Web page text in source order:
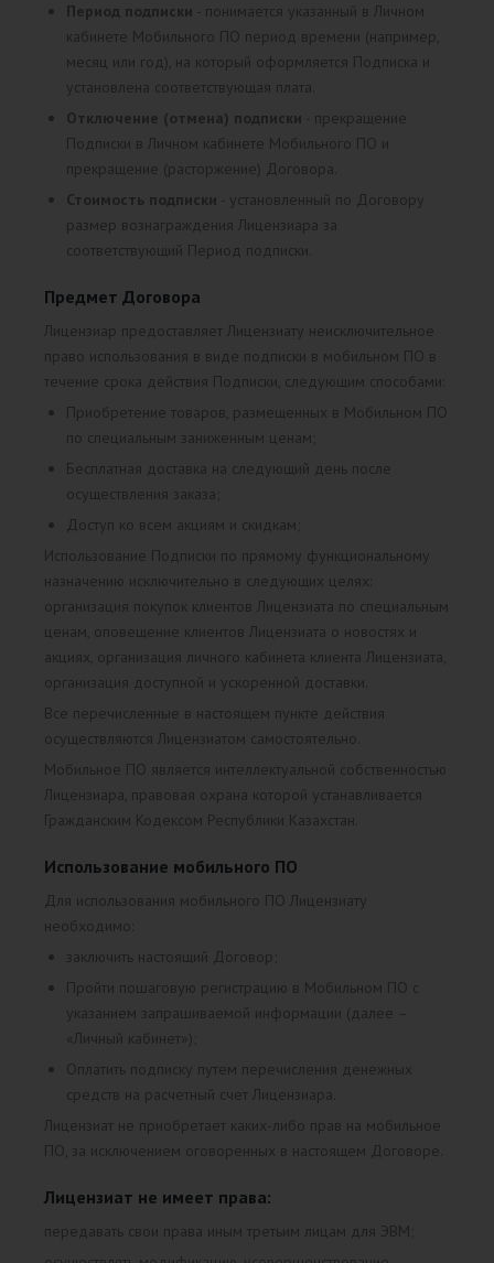
Период подписки - понимается указанный в Личном
кабинете Мобильного ПО период времени (например,
месяц или год), на который оформляется Подписка и
установлена соответствующая плата.
Отключение (отмена) подписки - прекращение
Подписки в Личном кабинете Мобильного ПО и
прекращение (расторжение) Договора.
Стоимость подписки - установленный по Договору
размер вознаграждения Лицензиара за
соответствующий Период подписки.
Предмет Договора
Лицензиар предоставляет Лицензиату неисключительное
право использования в виде подписки в мобильном ПО в
течение срока действия Подписки, следующим способами:
Приобретение товаров, размещенных в Мобильном ПО
по специальным заниженным ценам;
Бесплатная доставка на следующий день после
осуществления заказа;
Доступ ко всем акциям и скидкам;
Использование Подписки по прямому функциональному
назначению исключительно в следующих целях:
организация покупок клиентов Лицензиата по специальным
ценам, оповещение клиентов Лицензиата о новостях и
акциях, организация личного кабинета клиента Лицензиата,
организация доступной и ускоренной доставки.
Все перечисленные в настоящем пункте действия
осуществляются Лицензиатом самостоятельно.
Мобильное ПО является интеллектуальной собственностью
Лицензиара, правовая охрана которой устанавливается
Гражданским Кодексом Республики Казахстан.
Использование мобильного ПО
Для использования мобильного ПО Лицензиату
необходимо:
заключить настоящий Договор;
Пройти пошаговую регистрацию в Мобильном ПО с
указанием запрашиваемой информации (далее –
«Личный кабинет»);
Оплатить подписку путем перечисления денежных
средств на расчетный счет Лицензиара.
Лицензиат не приобретает каких-либо прав на мобильное
ПО, за исключением оговоренных в настоящем Договоре.
Лицензиат не имеет права:
передавать свои права иным третьим лицам для ЭВМ;